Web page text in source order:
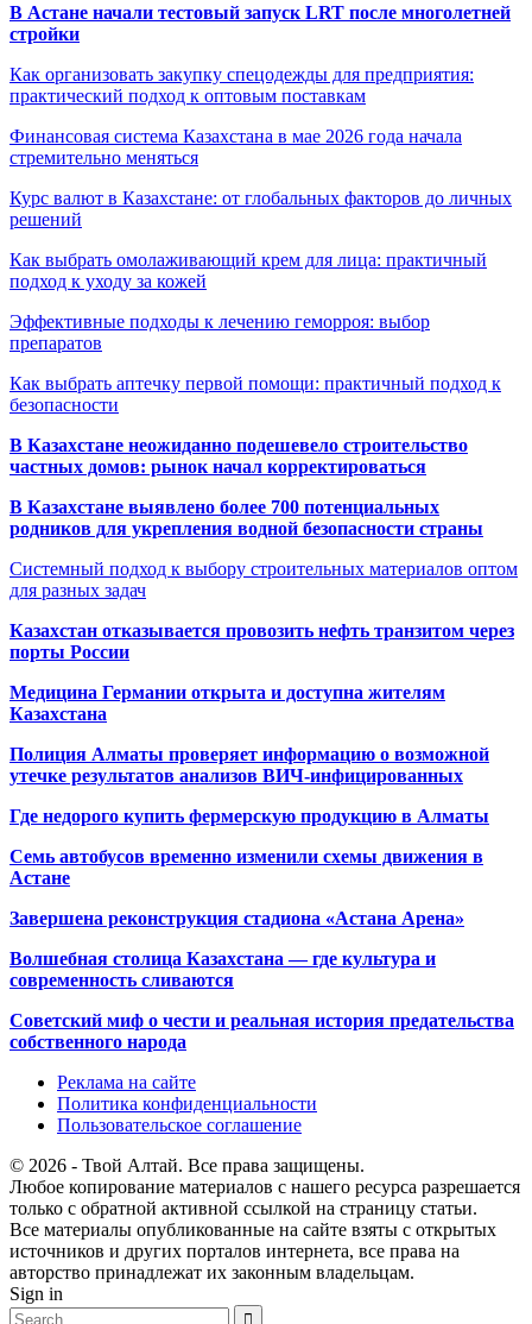
В Астане начали тестовый запуск LRT после многолетней
стройки
Как организовать закупку спецодежды для предприятия:
практический подход к оптовым поставкам
Финансовая система Казахстана в мае 2026 года начала
стремительно меняться
Курс валют в Казахстане: от глобальных факторов до личных
решений
Как выбрать омолаживающий крем для лица: практичный
подход к уходу за кожей
Эффективные подходы к лечению геморроя: выбор
препаратов
Как выбрать аптечку первой помощи: практичный подход к
безопасности
В Казахстане неожиданно подешевело строительство
частных домов: рынок начал корректироваться
В Казахстане выявлено более 700 потенциальных
родников для укрепления водной безопасности страны
Системный подход к выбору строительных материалов оптом
для разных задач
Казахстан отказывается провозить нефть транзитом через
порты России
Медицина Германии открыта и доступна жителям
Казахстана
Полиция Алматы проверяет информацию о возможной
утечке результатов анализов ВИЧ-инфицированных
Где недорого купить фермерскую продукцию в Алматы
Семь автобусов временно изменили схемы движения в
Астане
Завершена реконструкция стадиона «Астана Арена»
Волшебная столица Казахстана — где культура и
современность сливаются
Советский миф о чести и реальная история предательства
собственного народа
Реклама на сайте
Политика конфиденциальности
Пользовательское соглашение
© 2026 - Твой Алтай. Все права защищены.
Любое копирование материалов с нашего ресурса разрешается
только с обратной активной ссылкой на страницу статьи.
Все материалы опубликованные на сайте взяты с открытых
источников и других порталов интернета, все права на
авторство принадлежат их законным владельцам.
Sign in